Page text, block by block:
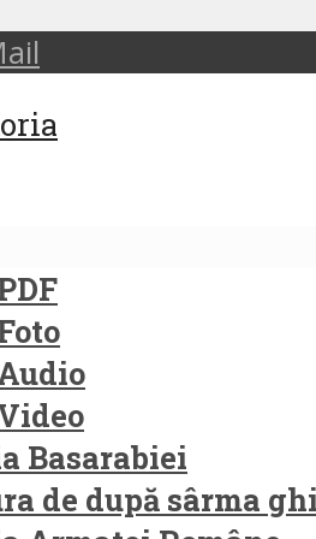
Basarabiei
de după sârma